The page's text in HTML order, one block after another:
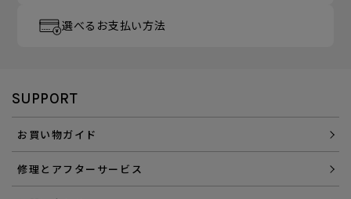
選べるお支払い方法
SUPPORT
お買い物ガイド
修理とアフターサービス